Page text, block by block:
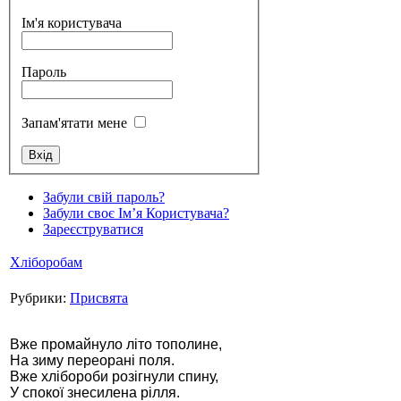
Стамбул 2010
Стамбул 2010
Ім'я користувача
Пароль
Запам'ятати мене
Забули свій пароль?
Забули своє Ім’я Користувача?
Зареєструватися
Хліборобам
Рубрики: Присвята
Вже промайнуло літо тополине,
На зиму переорані поля.
Вже хлібороби розігнули спину,
У спокої знесилена рілля.